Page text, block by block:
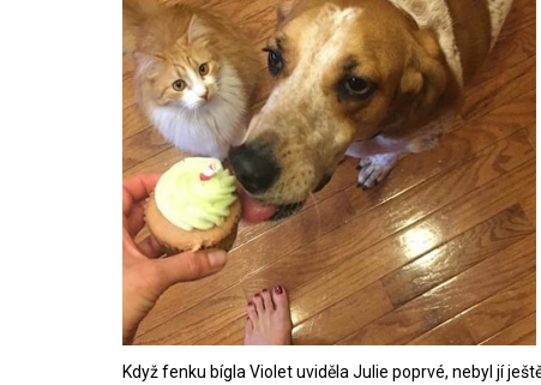
Když fenku bígla Violet uviděla Julie poprvé, nebyl jí